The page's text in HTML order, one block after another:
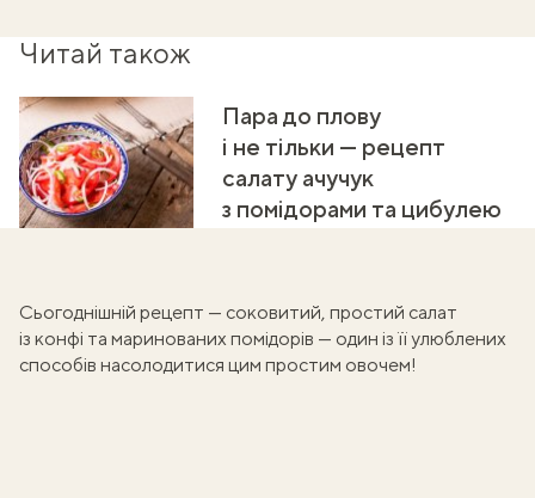
Читай також
Пара до плову
і не тільки — рецепт
салату ачучук
з помідорами та цибулею
Сьогоднішній рецепт — соковитий, простий салат
із конфі та маринованих помідорів — один із її улюблених
способів насолодитися цим простим овочем!